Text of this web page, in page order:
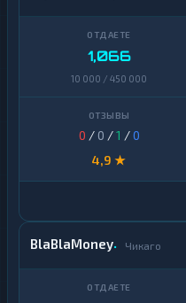
1,066
10 000 / 450 000
0 / 0 /1 /0
4,9 ★
BlaBlaMoney Чикаго